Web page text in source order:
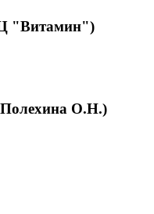
"Витамин")
О.Н.)